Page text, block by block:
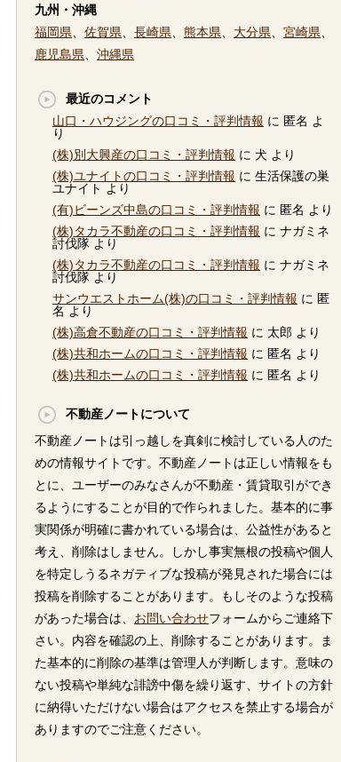
九州・沖縄
福岡県
佐賀県 長崎県 熊本県 大分県 宮崎県
鹿児島県
沖縄県
最近のコメント
山口・ハウジングの口コミ・評判情報 に 匿名 よ
り
(株)別大興産の口コミ・評判情報 に 犬 より
(株)ユナイトの口コミ・評判情報 に 生活保護の巣
ユナイト より
(有)ビーンズ中島の口コミ・評判情報 に 匿名 より
(株)タカラ不動産の口コミ・評判情報 に ナガミネ
討伐隊 より
(株)タカラ不動産の口コミ・評判情報 に ナガミネ
討伐隊 より
サンウエストホーム(株)の口コミ・評判情報 に 匿
名 より
(株)高倉不動産の口コミ・評判情報 に 太郎 より
(株)共和ホームの口コミ・評判情報 に 匿名 より
(株)共和ホームの口コミ・評判情報 に 匿名 より
不動産ノートについて
不動産ノートは引っ越しを真剣に検討している人のた
めの情報サイトです。不動産ノートは正しい情報をも
とに、ユーザーのみなさんが不動産・賃貸取引ができ
るようにすることが目的で作られました。基本的に事
実関係が明確に書かれている場合は、公益性があると
考え、削除はしません。しかし事実無根の投稿や個人
を特定しうるネガティブな投稿が発見された場合には
投稿を削除することがあります。もしそのような投稿
があった場合は、 お問い合わせフォームからご連絡下
さい。内容を確認の上、削除することがあります。ま
た基本的に削除の基準は管理人が判断します。意味の
ない投稿や単純な誹謗中傷を繰り返す、サイトの方針
に納得いただけない場合はアクセスを禁止する場合が
ありますのでご注意ください。